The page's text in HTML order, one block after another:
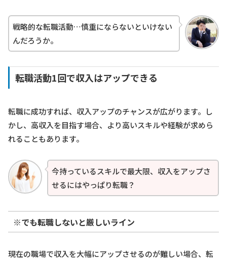
戦略的な転職活動…慎重にならないといけない
んだろうか。
転職活動1回で収入はアップできる
転職に成功すれば、収入アップのチャンスが広がります。し
かし、高収入を目指す場合、より高いスキルや経験が求めら
れることもあります。
今持っているスキルで最大限、収入をアップさ
せるにはやっぱり転職？
※でも転職しないと厳しいライン
現在の職場で収入を大幅にアップさせるのが難しい場合、転